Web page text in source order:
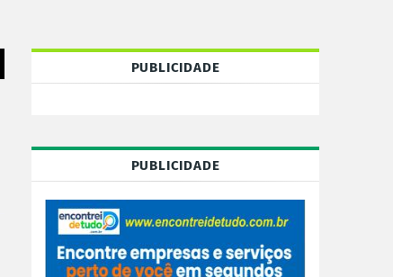
PUBLICIDADE
PUBLICIDADE